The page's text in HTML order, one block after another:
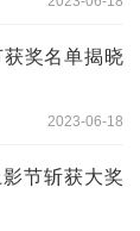
奖名单揭晓
2023-06-18
节斩获大奖